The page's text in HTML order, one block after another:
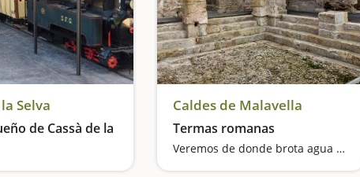
Selva
de Cassà de la
memoria
Caldes de Malavella
Termas romanas
Veremos de donde brota agua curativa desde la época de los romanos